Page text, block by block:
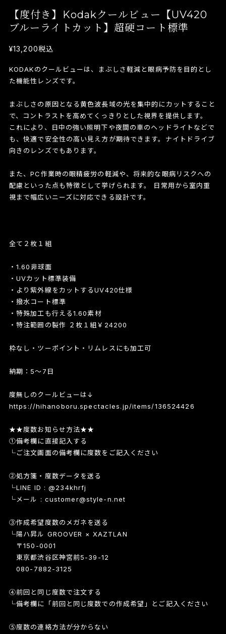
【度付き】Kodakクールビュー【UV420
ブルーライトカット】超硬コート標準
¥13,200税込
KODAKのクールビューは、まぶしさ軽減と眼病予防を目的とし
た機能性レンズです。
まぶしさの原因となる黄色波長域の光を集中的にカットすること
で、コントラストを高めてくっきりとした視界を提供します。
これにより、日中の強い照明下や夜間の車のヘッドライトなどで
も、快適で安全性の高い見え方が期待できます。ナイトドライブ
向きのレンズでもあります。
また、PC作業時の眼精疲労の軽減や、将来的な眼病リスクへの
配慮といった点も特徴として挙げられます。 日常用から室内重
視まで幅広いニーズに対応できる設計です。
全て２枚１組
・1.60非球面
・UVカット標準装備
・より紫外線をカットするUV420仕様
・撥水コート標準
・特殊加工も行える1.60素材
・特注範囲の製作 ２枚１組￥24200
枠なし・ツーポイント・リムレスにも加工可
納期：5～7日
度無しのクールビューは↓
https://hihanoboru.spectacles.jp/items/136524426
★★度数お知らせ方法★★
①備考欄に直接記入する
└ご注文画面の備考欄に度数をご記入ください
②処方箋・度数データを送る
└LINE ID : @234khrfj
└メール : customer@style-n.net
③作成希望度数のメガネを送る
└陽ハ昇ル GROOVER × XAZTLAN
〒150-0001
東京都渋谷区神宮前5-39-12
080-7882-3125
④前回と同じ度数で注文する
└備考欄に「前回と同じ度数での作成希望」とご記入ください
⑤度数の連絡方法が分からない